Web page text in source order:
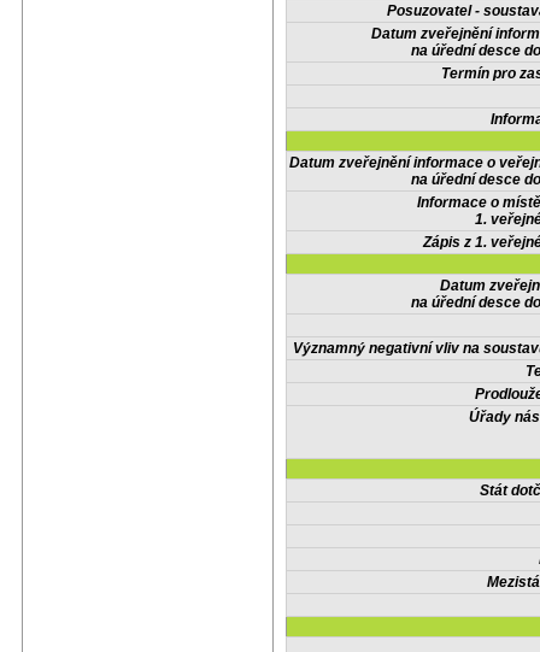
Posuzovatel -
Datum zveřejnění
na úřední desce
Termín pro
Datum zveřejnění informace o
na úřední desce
Informace o
1.
Zápis z 1.
Datum
na úřední desce
Významný negativní vliv na
Úřady
Stát